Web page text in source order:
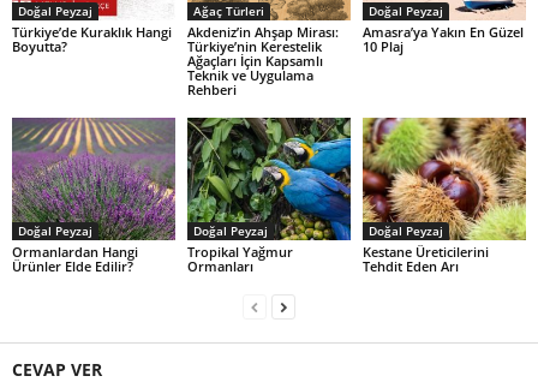
Doğal Peyzaj
Türkiye’de Kuraklık Hangi
Boyutta?
Ağaç Türleri
Akdeniz’in Ahşap Mirası:
Türkiye’nin Kerestelik
Ağaçları İçin Kapsamlı
Teknik ve Uygulama
Rehberi
Doğal Peyzaj
Amasra’ya Yakın En Güzel
10 Plaj
Doğal Peyzaj
Ormanlardan Hangi
Ürünler Elde Edilir?
Doğal Peyzaj
Tropikal Yağmur
Ormanları
Doğal Peyzaj
Kestane Üreticilerini
Tehdit Eden Arı
CEVAP VER